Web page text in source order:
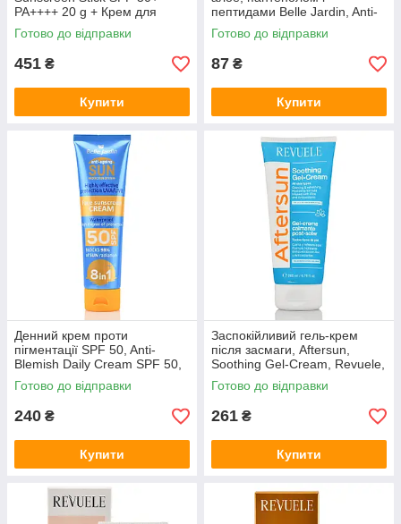
PA++++ 20 g + Крем для
вмивання
Готово до відправки
451 ₴
Купити
пептидами Belle Jardin, Anti-
ageing, Aloe Vera, SOS After
Sun, 100ml
Готово до відправки
87 ₴
Купити
Денний крем проти
пігментації SPF 50, Anti-
Blemish Daily Cream SPF 50,
Belle Jardin, 50 ml
Готово до відправки
240 ₴
Купити
Заспокійливий гель-крем
після засмаги, Aftersun,
Soothing Gel-Cream, Revuele,
200ml
Готово до відправки
261 ₴
Купити